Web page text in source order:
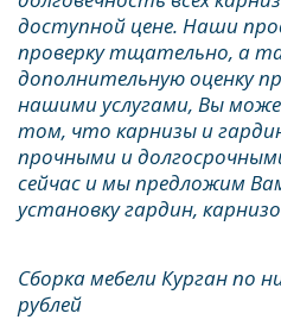
доступной цене. Наши
проверку тщательно, а
дополнительную оценку
нашими услугами, Вы
том, что карнизы и
прочными и
сейчас и мы предложим
установку гардин,
Сборка мебели Курган по
рублей